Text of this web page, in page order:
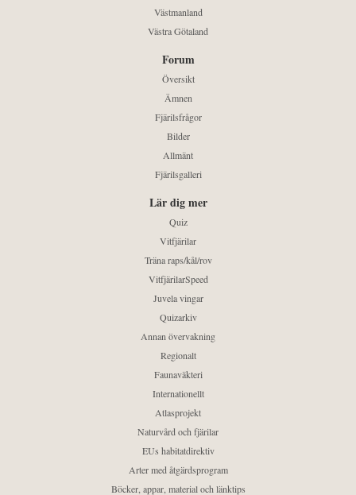
Västmanland
Västra Götaland
Forum
Översikt
Ämnen
Fjärilsfrågor
Bilder
Allmänt
Fjärilsgalleri
Lär dig mer
Quiz
Vitfjärilar
Träna raps/kål/rov
VitfjärilarSpeed
Juvela vingar
Quizarkiv
Annan övervakning
Regionalt
Faunaväkteri
Internationellt
Atlasprojekt
Naturvård och fjärilar
EUs habitatdirektiv
Arter med åtgärdsprogram
Böcker, appar, material och länktips